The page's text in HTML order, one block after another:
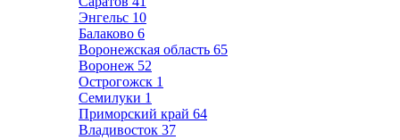
Энгельс 10
Балаково 6
Воронежская область 65
Воронеж 52
Острогожск 1
Семилуки 1
Приморский край 64
Владивосток 37